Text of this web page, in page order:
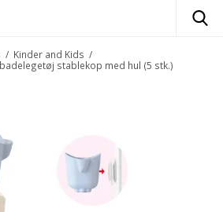
/ Kinder and Kids /
stablekop med hul (5 stk.)